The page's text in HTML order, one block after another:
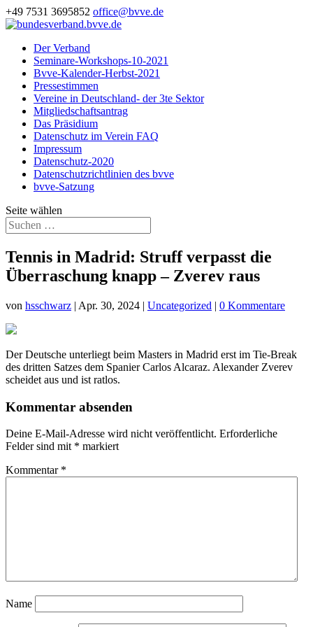
+49 7531 3695852 office@bvve.de
Der Verband
Seminare-Workshops-10-2021
Bvve-Kalender-Herbst-2021
Pressestimmen
Vereine in Deutschland- der 3te Sektor
Mitgliedschaftsantrag
Das Präsidium
Datenschutz im Verein FAQ
Impressum
Datenschutz-2020
Datenschutzrichtlinien des bvve
bvve-Satzung
Seite wählen
Tennis in Madrid: Struff verpasst die
Überraschung knapp – Zverev raus
von hsschwarz | Apr. 30, 2024 | Uncategorized | 0 Kommentare
Der Deutsche unterliegt beim Masters in Madrid erst im Tie-Break
des dritten Satzes dem Spanier Carlos Alcaraz. Alexander Zverev
scheidet aus und ist ratlos.
Kommentar absenden
Deine E-Mail-Adresse wird nicht veröffentlicht. Erforderliche
Felder sind mit * markiert
Kommentar *
Name